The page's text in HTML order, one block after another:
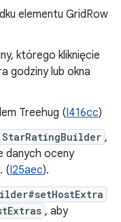
elementu GridRow
którego kliknięcie
godziny lub okna
Treehug (I416cc)
,
danych oceny
(I25aec).
, aby